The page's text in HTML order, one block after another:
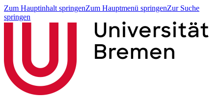
Zum Hauptinhalt springenZum Hauptmenü springenZur Suche
springen